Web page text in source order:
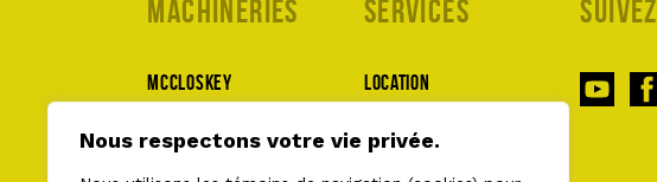
Nous respectons votre vie privée.
Machineries
McCloskey
Services
Location